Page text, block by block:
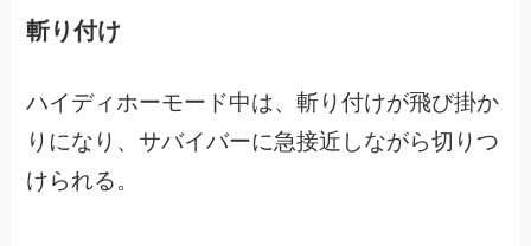
斬り付け
ハイディホーモード中は、斬り付けが飛び掛か
りになり、サバイバーに急接近しながら切りつ
けられる。